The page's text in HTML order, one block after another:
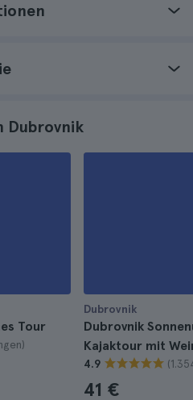
Dubrovnik
Tour
Dubrovnik
Dubrovnik
Kajaktour mit
4.9
41 €